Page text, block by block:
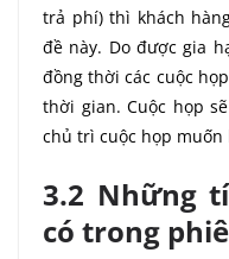
trả phí) thì khách
đề này. Do được gia
đồng thời các cuộc
thời gian. Cuộc họp
chủ trì cuộc họp
3.2 Những
có trong